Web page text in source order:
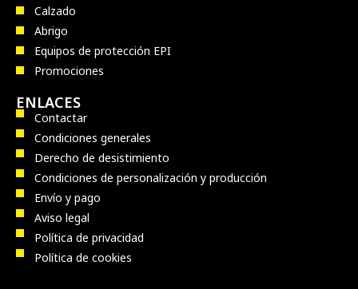
Calzado
Abrigo
Equipos de protección EPI
Promociones
ENLACES
Contactar
Condiciones generales
Derecho de desistimiento
Condiciones de personalización y producción
Envío y pago
Aviso legal
Política de privacidad
Política de cookies